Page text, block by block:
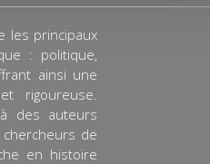
les principaux
: politique,
ainsi une
rigoureuse.
des auteurs
de
en histoire